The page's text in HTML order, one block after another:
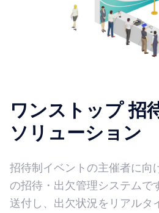
ワンストップ 招
ソリューション
招待制イベントの主催者に向
の招待・出欠管理システムで
送付し、出欠状況をリアルタ